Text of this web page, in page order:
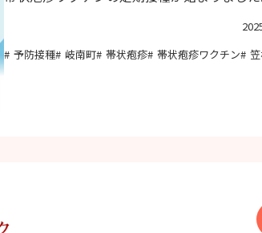
予防接種
岐南町 帯状疱疹 帯状疱疹ワクチン